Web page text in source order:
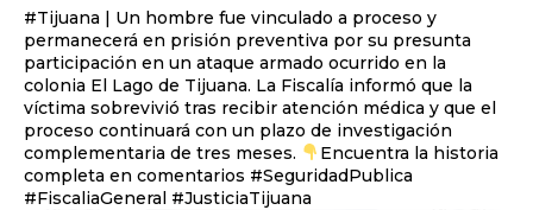
#Tijuana | Un hombre fue vinculado a proceso y
permanecerá en prisión preventiva por su presunta
participación en un ataque armado ocurrido en la
colonia El Lago de Tijuana. La Fiscalía informó que la
víctima sobrevivió tras recibir atención médica y que el
proceso continuará con un plazo de investigación
complementaria de tres meses.
Encuentra la historia
completa en comentarios #SeguridadPublica
#FiscaliaGeneral #JusticiaTijuana